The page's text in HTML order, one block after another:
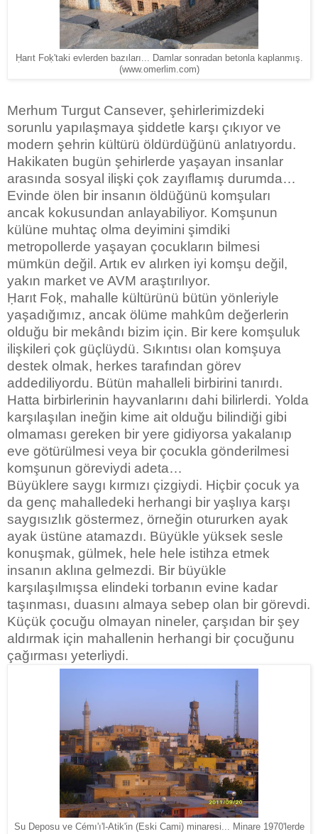
Ḥarıt Foḳ'taki evlerden bazıları... Damlar sonradan betonla kaplanmış.
(www.omerlim.com)
Merhum Turgut Cansever, şehirlerimizdeki
sorunlu yapılaşmaya şiddetle karşı çıkıyor ve
modern şehrin kültürü öldürdüğünü anlatıyordu.
Hakikaten bugün şehirlerde yaşayan insanlar
arasında sosyal ilişki çok zayıflamış durumda…
Evinde ölen bir insanın öldüğünü komşuları
ancak kokusundan anlayabiliyor. Komşunun
külüne muhtaç olma deyimini şimdiki
metropollerde yaşayan çocukların bilmesi
mümkün değil. Artık ev alırken iyi komşu değil,
yakın market ve AVM araştırılıyor.
Ḥarıt Foḳ, mahalle kültürünü bütün yönleriyle
yaşadığımız, ancak ölüme mahkûm değerlerin
olduğu bir mekândı bizim için. Bir kere komşuluk
ilişkileri çok güçlüydü. Sıkıntısı olan komşuya
destek olmak, herkes tarafından görev
addediliyordu. Bütün mahalleli birbirini tanırdı.
Hatta birbirlerinin hayvanlarını dahi bilirlerdi. Yolda
karşılaşılan ineğin kime ait olduğu bilindiği gibi
olmaması gereken bir yere gidiyorsa yakalanıp
eve götürülmesi veya bir çocukla gönderilmesi
komşunun göreviydi adeta…
Büyüklere saygı kırmızı çizgiydi. Hiçbir çocuk ya
da genç mahalledeki herhangi bir yaşlıya karşı
saygısızlık göstermez, örneğin otururken ayak
ayak üstüne atamazdı. Büyükle yüksek sesle
konuşmak, gülmek, hele hele istihza etmek
insanın aklına gelmezdi. Bir büyükle
karşılaşılmışsa elindeki torbanın evine kadar
taşınması, duasını almaya sebep olan bir görevdi.
Küçük çocuğu olmayan nineler, çarşıdan bir şey
aldırmak için mahallenin herhangi bir çocuğunu
çağırması yeterliydi.
Su Deposu ve Cémı'ı'l-Atik'in (Eski Cami) minaresi... Minare 1970'lerde